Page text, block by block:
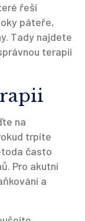
řeší
páteře,
Tady najdete
terapii
na
trpíte
často
Pro akutní
a